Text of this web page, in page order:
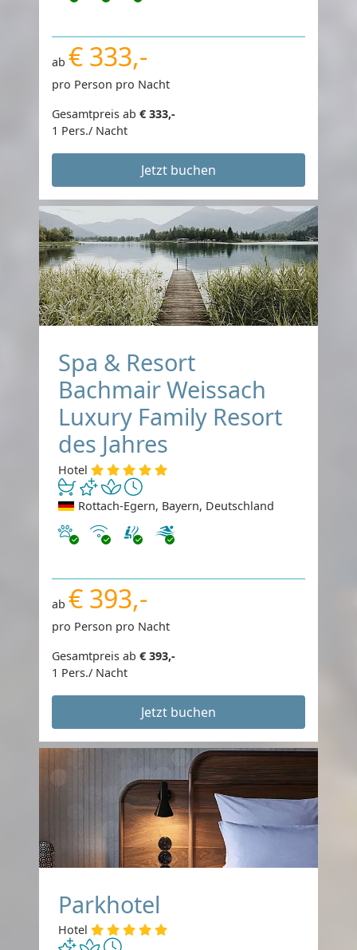
ab € 333,-
pro Person pro Nacht
Gesamtpreis ab € 333,-
1 Pers./ Nacht
Jetzt buchen
Spa & Resort
Bachmair Weissach
Luxury Family Resort
des Jahres
Hotel
Rottach-Egern, Bayern, Deutschland
Haustiere erlaubt
Internet
ab € 393,-
pro Person pro Nacht
Gesamtpreis ab € 393,-
1 Pers./ Nacht
Jetzt buchen
Parkhotel
Hotel